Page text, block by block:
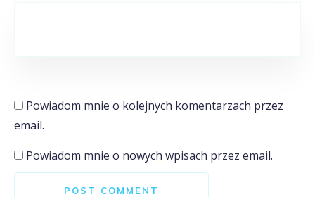
Powiadom mnie o kolejnych komentarzach przez
email.
Powiadom mnie o nowych wpisach przez email.
POST COMMENT